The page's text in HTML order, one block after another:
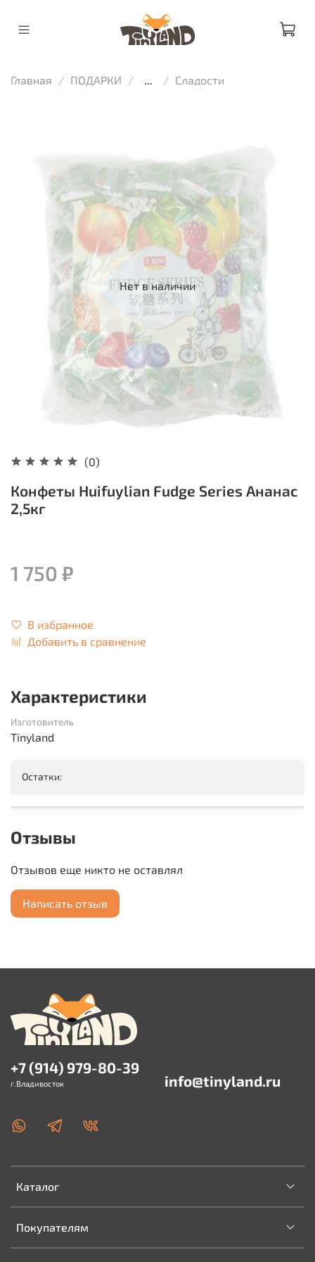
Главная ПОДАРКИ Сладости
Нет в наличии
(0)
Конфеты Huifuylian Fudge Series Ананас
2,5кг
1 750 ₽
В избранное
Добавить в сравнение
Характеристики
Изготовитель
Tinyland
Остатки:
Отзывы
Отзывов еще никто не оставлял
Написать отзыв
Каталог
Покупателям
+7 (914) 979-80-39
г.Владивосток info@tinyland.ru